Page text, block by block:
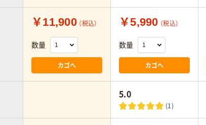
￥11,900 （税込）
数量
カゴへ
￥5,990 （税込）
数量
カゴへ
5.0
(1)